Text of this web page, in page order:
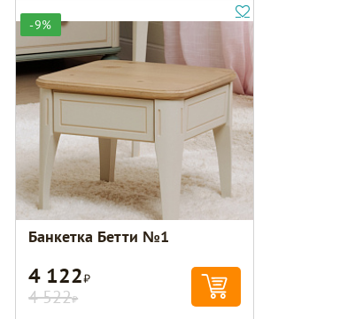
-9%
Банкетка Бетти №1
4 122Р
4 522Р